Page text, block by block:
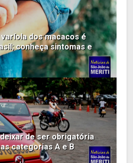
dos macacos é
conheça sintomas e
de ser obrigatória
categorias A e B